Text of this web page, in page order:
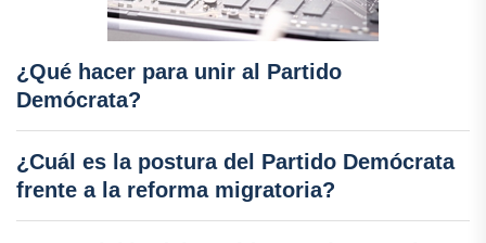
¿Qué hacer para unir al Partido
Demócrata?
¿Cuál es la postura del Partido Demócrata
frente a la reforma migratoria?